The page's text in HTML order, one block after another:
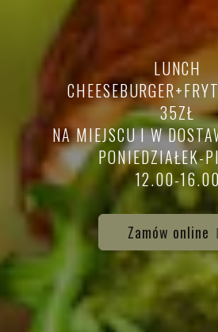
LUNCH
35ZŁ
NA MIEJSCU I W
PONIEDZIAŁEK-
12.00-
Zamów online